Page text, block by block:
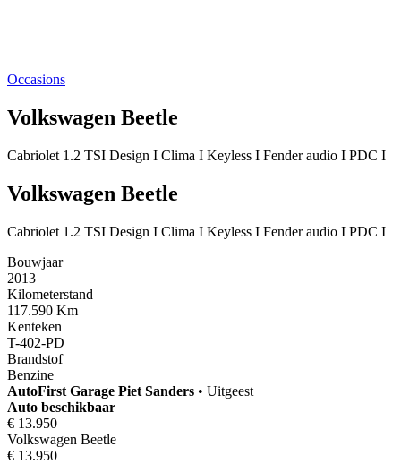
Occasions
Volkswagen Beetle
Cabriolet 1.2 TSI Design I Clima I Keyless I Fender audio I PDC I
Volkswagen Beetle
Cabriolet 1.2 TSI Design I Clima I Keyless I Fender audio I PDC I
Bouwjaar
2013
Kilometerstand
117.590 Km
Kenteken
T-402-PD
Brandstof
Benzine
AutoFirst Garage Piet Sanders • Uitgeest
Auto beschikbaar
€ 13.950
Volkswagen Beetle
€ 13.950